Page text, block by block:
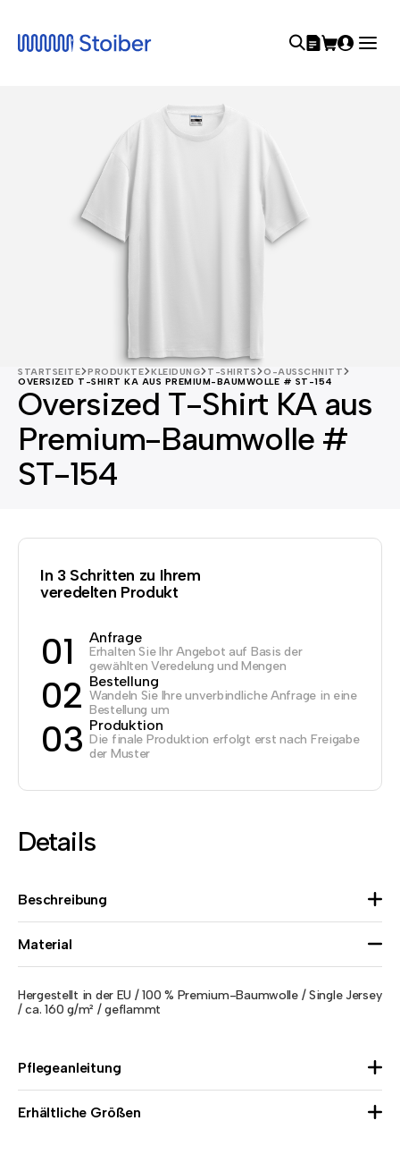
STARTSEITE PRODUKTE KLEIDUNG T-SHIRTS
O-AUSSCHNITT
OVERSIZED T-SHIRT KA AUS PREMIUM-BAUMWOLLE # ST-154
Oversized T-Shirt KA aus
Premium-Baumwolle #
ST-154
In 3 Schritten zu Ihrem
veredelten Produkt
01 Anfrage
Erhalten Sie Ihr Angebot auf Basis der
gewählten Veredelung und Mengen
02 Bestellung
Wandeln Sie Ihre unverbindliche Anfrage in eine
Bestellung um
03 Produktion
Die finale Produktion erfolgt erst nach Freigabe
der Muster
Details
Beschreibung
Material
Hergestellt in der EU / 100 % Premium-Baumwolle / Single Jersey
/ ca. 160 g/m² / geflammt
Pflegeanleitung
Erhältliche Größen